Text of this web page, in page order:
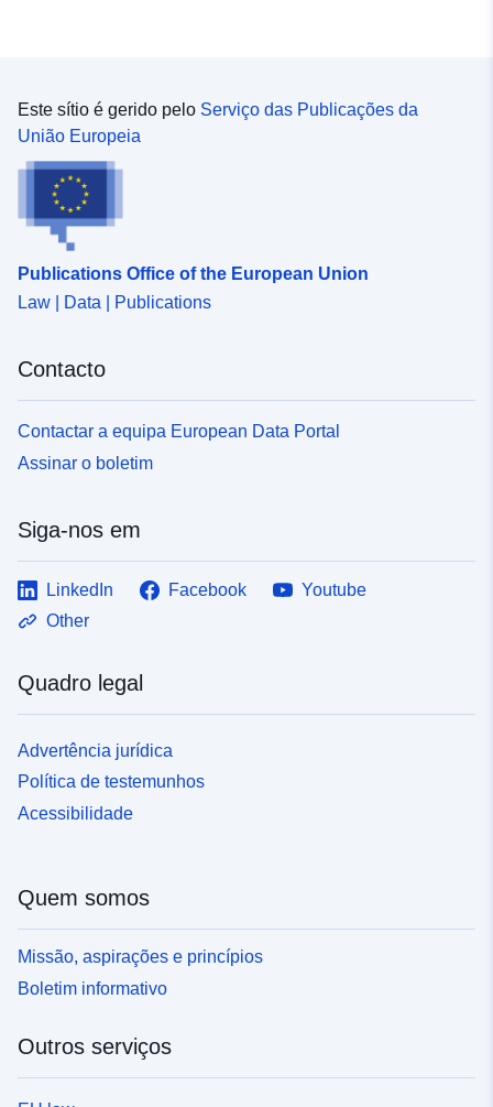
Este sítio é gerido pelo Serviço das Publicações da
União Europeia
Publications Office of the European Union
Law | Data | Publications
Contacto
Contactar a equipa European Data Portal
Assinar o boletim
Siga-nos em
LinkedIn Facebook
Youtube
Other
Quadro legal
Advertência jurídica
Política de testemunhos
Acessibilidade
Quem somos
Missão, aspirações e princípios
Boletim informativo
Outros serviços